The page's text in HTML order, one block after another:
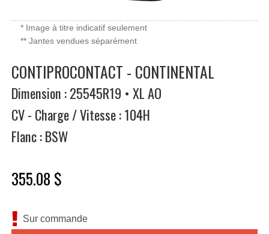
* Image à titre indicatif seulement
** Jantes vendues séparément
CONTIPROCONTACT - CONTINENTAL
Dimension : 25545R19 • XL AO
CV - Charge / Vitesse : 104H
Flanc : BSW
355.08 $
Sur commande